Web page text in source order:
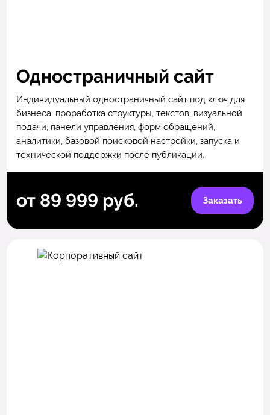
Одностраничный сайт
Индивидуальный одностраничный сайт под ключ для
бизнеса: проработка структуры, текстов, визуальной
подачи, панели управления, форм обращений,
аналитики, базовой поисковой настройки, запуска и
технической поддержки после публикации.
от 89 999 руб. Заказать